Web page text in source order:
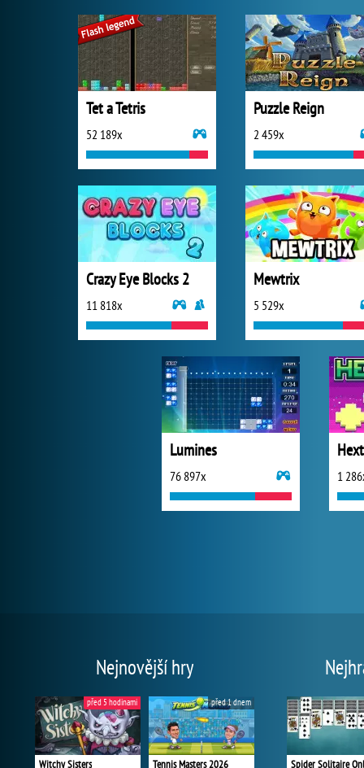
Tet a Tetris
52 189x
Puzzle Reign
2 459x
Crazy Eye Blocks 2
11 818x
Mewtrix
5 529x
Lumines
76 897x 1
Nejnovější hry
Witchy Sisters
před 5 hodinami
Tennis Masters 2026
před 1 dnem
Spider Solitaire